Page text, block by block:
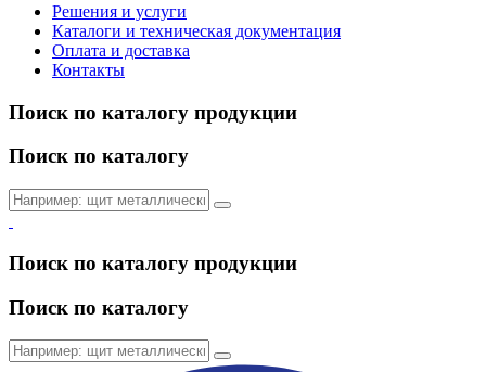
Решения и услуги
Каталоги и техническая документация
Оплата и доставка
Контакты
Поиск по каталогу продукции
Поиск по каталогу
Поиск по каталогу продукции
Поиск по каталогу